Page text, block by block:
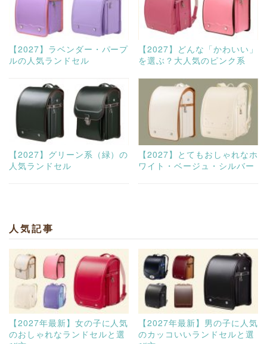
【2027】ラベンダー・パープ
ルの人気ランドセル
【2027】どんな「かわいい」
を選ぶ？大人気のピンク系
【2027】グリーン系（緑）の
人気ランドセル
【2027】とてもおしゃれなホ
ワイト・ベージュ・シルバー
人気記事
【2027年最新】女の子に人気
のおしゃれなランドセルと選
【2027年最新】男の子に人気
のカッコいいランドセルと選